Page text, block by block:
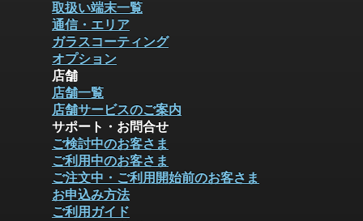
取扱い端末一覧
通信・エリア
ガラスコーティング
オプション
店舗
店舗一覧
店舗サービスのご案内
サポート・お問合せ
ご検討中のお客さま
ご利用中のお客さま
ご注文中・ご利用開始前のお客さま
お申込み方法
ご利用ガイド